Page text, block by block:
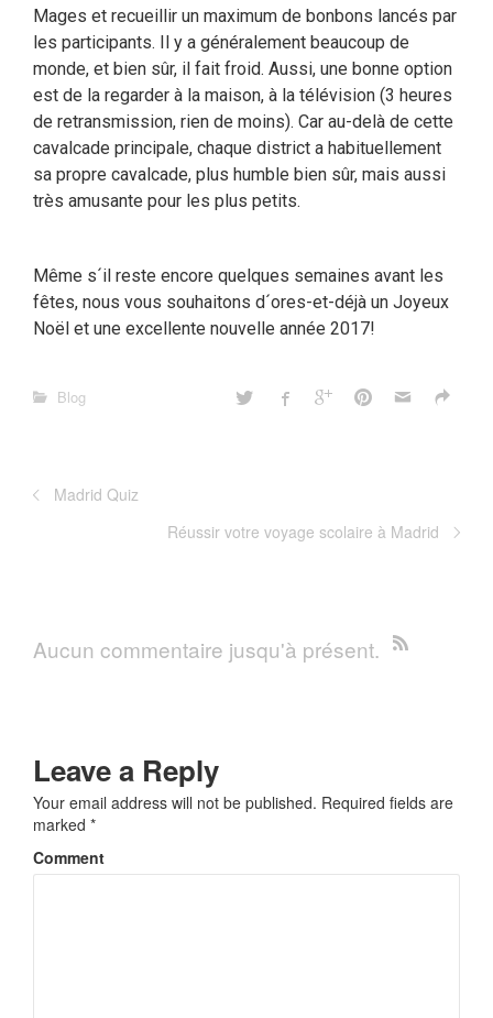
Mages et recueillir un maximum de bonbons lancés par
les participants. Il y a généralement beaucoup de
monde, et bien sûr, il fait froid. Aussi, une bonne option
est de la regarder à la maison, à la télévision (3 heures
de retransmission, rien de moins). Car au-delà de cette
cavalcade principale, chaque district a habituellement
sa propre cavalcade, plus humble bien sûr, mais aussi
très amusante pour les plus petits.
Même s´il reste encore quelques semaines avant les
fêtes, nous vous souhaitons d´ores-et-déjà un Joyeux
Noël et une excellente nouvelle année 2017!
Blog
Madrid Quiz
Réussir votre voyage scolaire à Madrid
Aucun commentaire jusqu'à présent.
Leave a Reply
Your email address will not be published. Required fields are
marked *
Comment